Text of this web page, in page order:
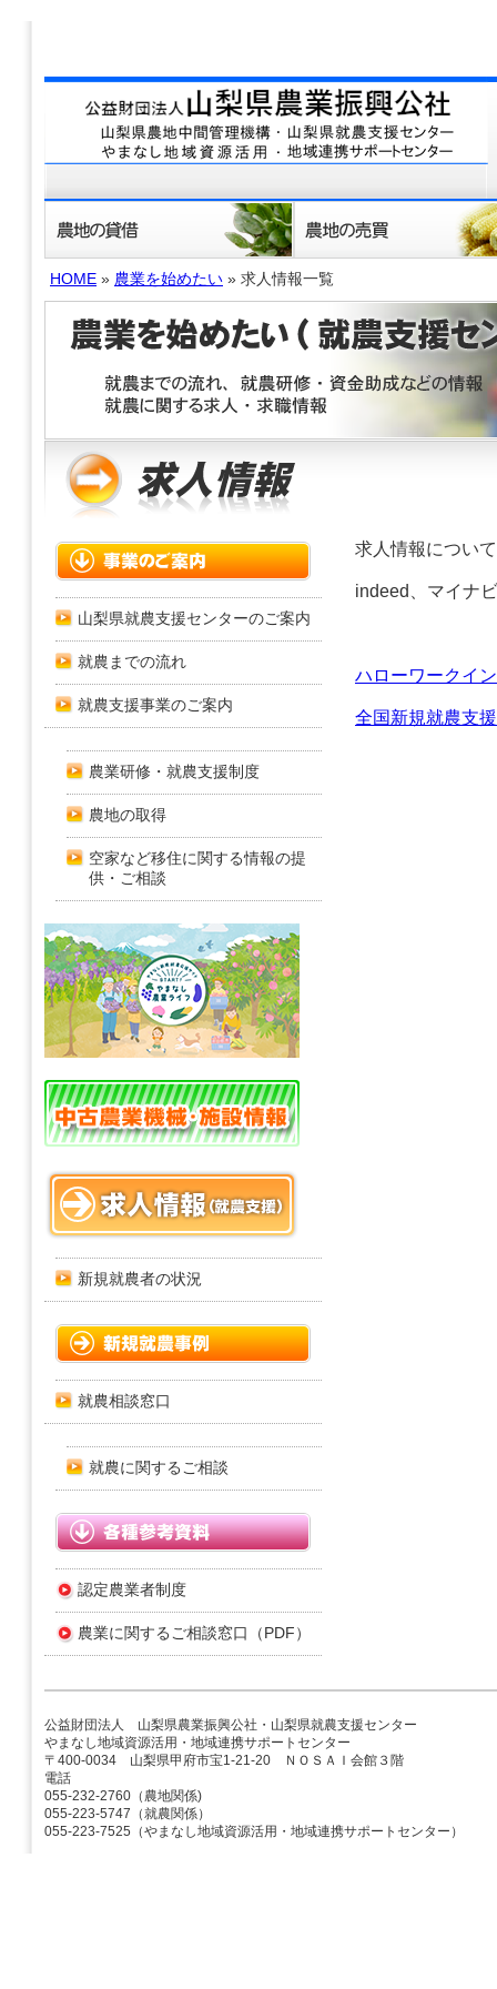
HOME » 農業を始めたい » 求人情報一覧
求人情報につい
indeed、マイナ
ハローワークイ
全国新規就農支
山梨県就農支援センターのご案内
就農までの流れ
就農支援事業のご案内
農業研修・就農支援制度
農地の取得
空家など移住に関する情報の提
供・ご相談
新規就農者の状況
就農相談窓口
就農に関するご相談
認定農業者制度
農業に関するご相談窓口（PDF）
公益財団法人 山梨県農業振興公社・山梨県就農支援センター
やまなし地域資源活用・地域連携サポートセンター
〒400-0034 山梨県甲府市宝1-21-20 ＮＯＳＡＩ会館３階
電話
055-232-2760（農地関係)
055-223-5747（就農関係）
055-223-7525（やまなし地域資源活用・地域連携サポートセンター）